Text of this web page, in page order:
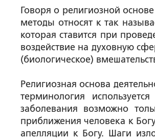
Говоря о религиозной
методы относят к так
которая ставится при
воздействие на духовную
(биологическое)
Религиозная основа
терминология
заболевания возможно
приближения человека к
апелляции к Богу. Шаги